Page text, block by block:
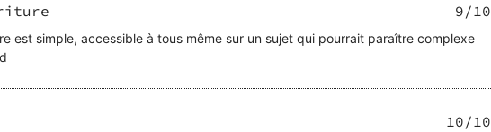
9/10
est simple, accessible à tous même sur un sujet qui pourrait paraître complexe
10/10